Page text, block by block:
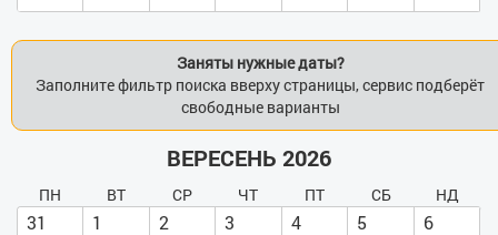
Заняты нужные даты?
Заполните фильтр поиска вверху страницы, сервис подберёт
свободные варианты
ВЕРЕСЕНЬ 2026
ПН ВТ СР ЧТ ПТ СБ НД
31 1 2 3 4 5 6